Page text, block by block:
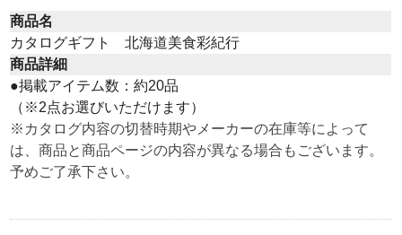
商品名
カタログギフト 北海道美食彩紀行
商品詳細
●掲載アイテム数：約20品
（※2点お選びいただけます）
※カタログ内容の切替時期やメーカーの在庫等によって
は、商品と商品ページの内容が異なる場合もございます。
予めご了承下さい。